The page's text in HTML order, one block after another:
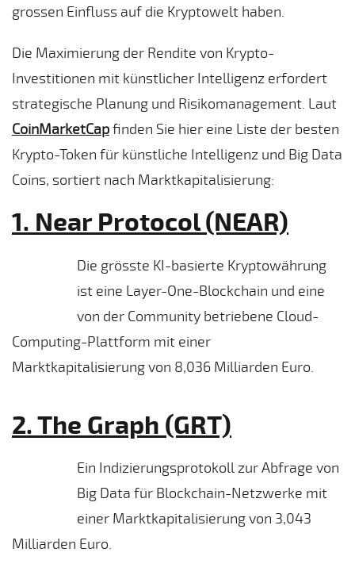
grossen Einfluss auf die Kryptowelt haben.
Die Maximierung der Rendite von Krypto-
Investitionen mit künstlicher Intelligenz erfordert
strategische Planung und Risikomanagement. Laut
CoinMarketCapfinden Sie hier eine Liste der besten
Krypto-Token für künstliche Intelligenz und Big Data
Coins, sortiert nach Marktkapitalisierung:
1. Near Protocol (NEAR)
Die grösste KI-basierte Kryptowährung
ist eine Layer-One-Blockchain und eine
von der Community betriebene Cloud-
Computing-Plattform mit einer
Marktkapitalisierung von 8,036 Milliarden Euro.
2. The Graph (GRT)
Ein Indizierungsprotokoll zur Abfrage von
Big Data für Blockchain-Netzwerke mit
einer Marktkapitalisierung von 3,043
Milliarden Euro.